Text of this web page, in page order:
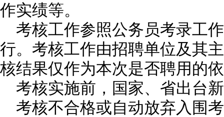
作实绩等。
考核工作参照公务员考录工
行。考核工作由招聘单位及其
核结果仅作为本次是否聘用的
考核实施前，国家、省出台
考核不合格或自动放弃入围